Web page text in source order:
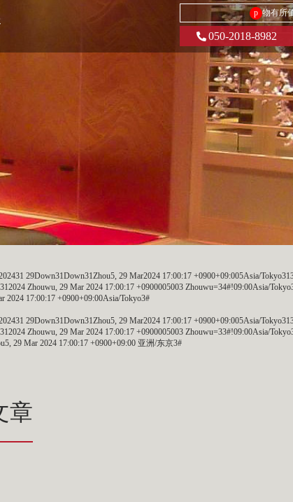
p 物有所
050-2018-8982
29Down31Down31Zhou5, 29 Mar2024 17:00:17 +0900+09:005Asia/
Zhouwu, 29 Mar 2024 17:00:17 +0900005003 Zhouwu=34#!09:00Asia/
2024 17:00:17 +0900+09:00Asia/Tokyo3#
29Down31Down31Zhou5, 29 Mar2024 17:00:17 +0900+09:005Asia/
Zhouwu, 29 Mar 2024 17:00:17 +0900005003 Zhouwu=33#!09:00Asia/
29 Mar 2024 17:00:17 +0900+09:00 亚洲/东京3#
章